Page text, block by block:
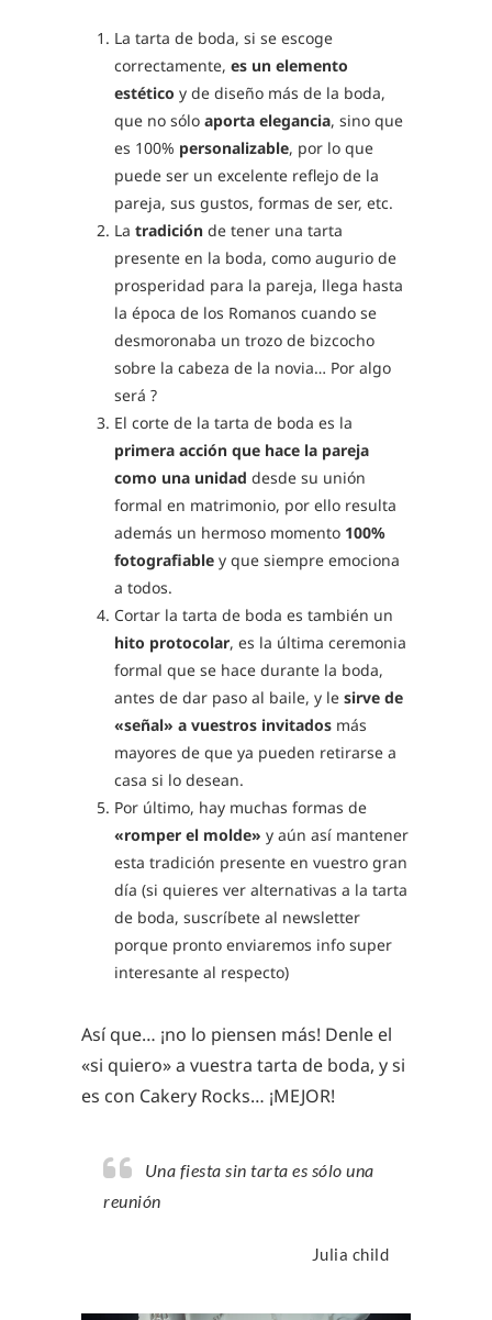
La tarta de boda, si se escoge
correctamente, es un elemento
estético y de diseño más de la boda,
que no sólo aporta elegancia, sino que
es 100% personalizable, por lo que
puede ser un excelente reflejo de la
pareja, sus gustos, formas de ser, etc.
La tradición de tener una tarta
presente en la boda, como augurio de
prosperidad para la pareja, llega hasta
la época de los Romanos cuando se
desmoronaba un trozo de bizcocho
sobre la cabeza de la novia… Por algo
será ?
El corte de la tarta de boda es la
primera acción que hace la pareja
como una unidad desde su unión
formal en matrimonio, por ello resulta
además un hermoso momento 100%
fotografiable y que siempre emociona
a todos.
Cortar la tarta de boda es también un
hito protocolar, es la última ceremonia
formal que se hace durante la boda,
antes de dar paso al baile, y le sirve de
«señal» a vuestros invitados más
mayores de que ya pueden retirarse a
casa si lo desean.
Por último, hay muchas formas de
«romper el molde» y aún así mantener
esta tradición presente en vuestro gran
día (si quieres ver alternativas a la tarta
de boda, suscríbete al newsletter
porque pronto enviaremos info super
interesante al respecto)
Así que… ¡no lo piensen más! Denle el
«si quiero» a vuestra tarta de boda, y si
es con Cakery Rocks… ¡MEJOR!
Una fiesta sin tarta es sólo una
reunión
Julia child